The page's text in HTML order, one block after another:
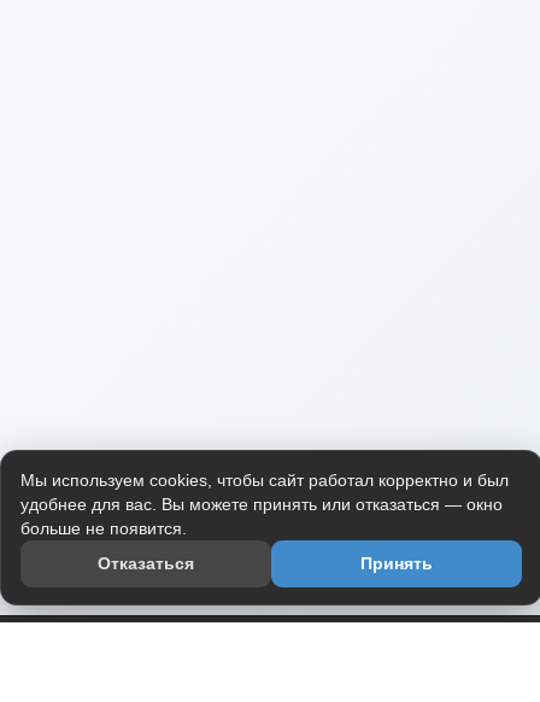
Мы используем cookies, чтобы сайт работал корректно и был
удобнее для вас. Вы можете принять или отказаться — окно
больше не появится.
Отказаться
Принять